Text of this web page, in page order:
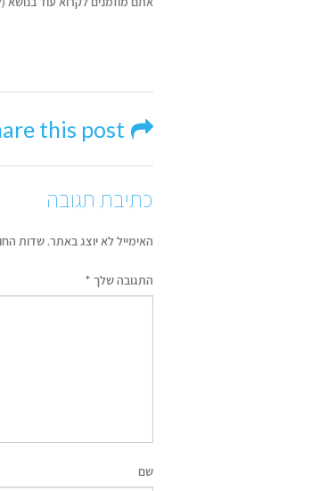
this post
כתיבת תגובה
האימייל לא יוצג באתר. שדות
התגובה שלך *
שם